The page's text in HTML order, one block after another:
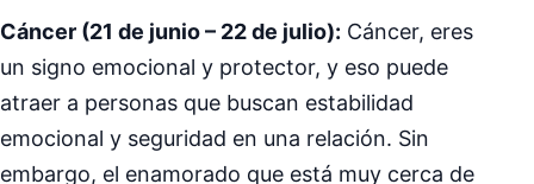
Cáncer (21 de junio – 22 de julio): Cáncer, eres
un signo emocional y protector, y eso puede
atraer a personas que buscan estabilidad
emocional y seguridad en una relación. Sin
embargo, el enamorado que está muy cerca de